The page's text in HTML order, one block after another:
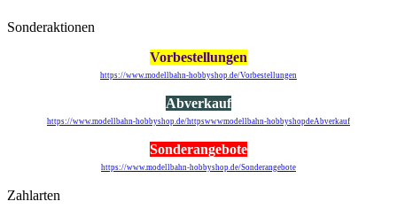
Sonderaktionen
Vorbestellungen
https://www.modellbahn-hobbyshop.de/Vorbestellungen
Abverkauf
https://www.modellbahn-hobbyshop.de/httpswwwmodellbahn-hobbyshopdeAbverkauf
Sonderangebote
https://www.modellbahn-hobbyshop.de/Sonderangebote
Zahlarten